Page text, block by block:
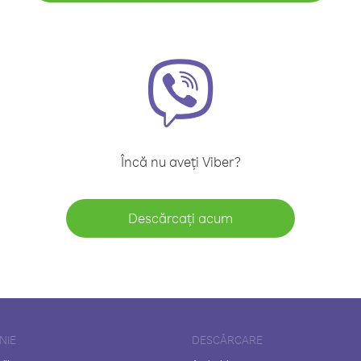
Încă nu aveți Viber?
Descărcați acum
DESCĂRCARE